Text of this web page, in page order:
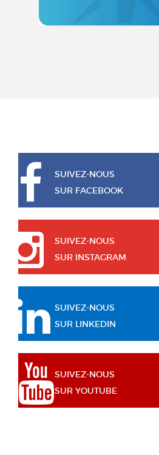
SUIVEZ-NOUS
SUR FACEBOOK
SUIVEZ-NOUS
SUR INSTAGRAM
SUIVEZ-NOUS
SUR LINKEDIN
SUIVEZ-NOUS
SUR YOUTUBE